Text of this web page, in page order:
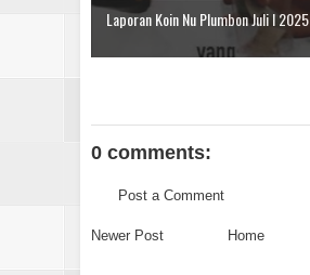
Laporan Koin Nu Plumbon Juli I 2025
0 comments:
Post a Comment
Newer Post Home